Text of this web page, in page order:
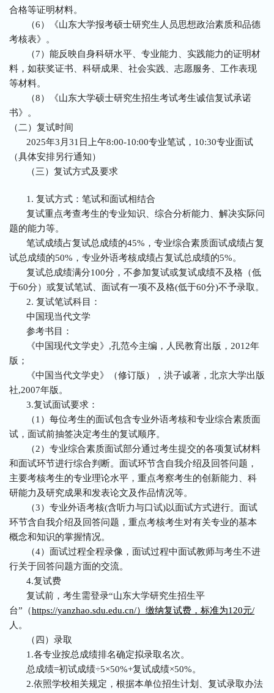
合格等证明材料。
（6）《山东大学报考硕士研究生人员思想政治素质和品德
考核表》。
（7）能反映自身科研水平、专业能力、实践能力的证明材
料，如获奖证书、科研成果、社会实践、志愿服务、工作表现
等材料。
（8）《山东大学硕士研究生招生考试考生诚信复试承诺
书》。
（二）复试时间
2025年3月31日上午8:00-10:00专业笔试，10:30专业面试
（具体安排另行通知）
（三）复试方式及要求
1. 复试方式：笔试和面试相结合
复试重点考查考生的专业知识、综合分析能力、解决实际问
题的能力等。
笔试成绩占复试总成绩的45%，专业综合素质面试成绩占复
试总成绩的50%，专业外语考核成绩占复试总成绩的5%。
复试总成绩满分100分，不参加复试或复试成绩不及格（低
于60分）或复试笔试、面试有一项不及格(低于60分)不予录取。
2. 复试笔试科目：
中国现当代文学
参考书目：
《中国现代文学史》,孔范今主编，人民教育出版，2012年
版；
《中国当代文学史》（修订版），洪子诚著，北京大学出版
社,2007年版。
3.复试面试要求：
（1）每位考生的面试包含专业外语考核和专业综合素质面
试，面试前抽签决定考生的复试顺序。
（2）专业综合素质面试部分通过考生提交的各项复试材料
和面试环节进行综合判断。面试环节含自我介绍及回答问题，
主要考核考生的专业理论水平，重点考察考生的创新能力、科
研能力及研究成果和发表论文及作品情况等。
（3）专业外语考核(含听力与口试)以面试方式进行。面试
环节含自我介绍及回答问题，重点考核考生对有关专业的基本
概念和知识的掌握情况。
（4）面试过程全程录像，面试过程中面试教师与考生不进
行关于回答问题方面的交流。
4.复试费
复试前，考生需登录“山东大学研究生招生平
台”（https://yanzhao.sdu.edu.cn/）缴纳复试费，标准为120元/
人。
（四）录取
1.各专业按总成绩排名确定拟录取名次。
总成绩=初试成绩÷5×50%+复试成绩×50%。
2.依照学校相关规定，根据本单位招生计划、复试录取办法